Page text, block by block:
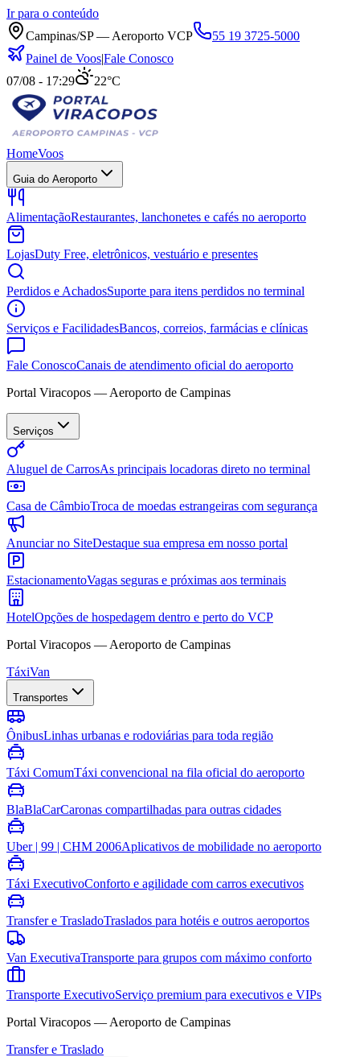
Ir para o conteúdo
Campinas/SP — Aeroporto VCP
55 19 3725-5000
Painel de Voos|Fale Conosco
07/08 - 17:29
22°C
HomeVoos
Guia do Aeroporto
AlimentaçãoRestaurantes, lanchonetes e cafés no aeroporto
LojasDuty Free, eletrônicos, vestuário e presentes
Perdidos e AchadosSuporte para itens perdidos no terminal
Serviços e FacilidadesBancos, correios, farmácias e clínicas
Fale ConoscoCanais de atendimento oficial do aeroporto
Portal Viracopos — Aeroporto de Campinas
Serviços
Aluguel de CarrosAs principais locadoras direto no terminal
Casa de CâmbioTroca de moedas estrangeiras com segurança
Anunciar no SiteDestaque sua empresa em nosso portal
EstacionamentoVagas seguras e próximas aos terminais
HotelOpções de hospedagem dentro e perto do VCP
Portal Viracopos — Aeroporto de Campinas
TáxiVan
Transportes
ÔnibusLinhas urbanas e rodoviárias para toda região
Táxi ComumTáxi convencional na fila oficial do aeroporto
BlaBlaCarCaronas compartilhadas para outras cidades
Uber | 99 | CHM 2006Aplicativos de mobilidade no aeroporto
Táxi ExecutivoConforto e agilidade com carros executivos
Transfer e TrasladoTraslados para hotéis e outros aeroportos
Van ExecutivaTransporte para grupos com máximo conforto
Transporte ExecutivoServiço premium para executivos e VIPs
Portal Viracopos — Aeroporto de Campinas
Transfer e Traslado